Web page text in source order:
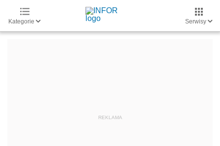
Kategorie Serwisy